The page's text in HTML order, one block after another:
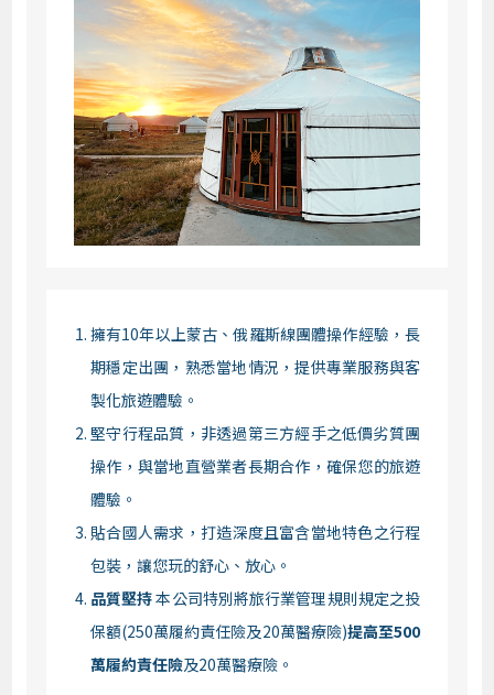
擁有10年以上蒙古、俄羅斯線團體操作經驗，長
期穩定出團，熟悉當地情況，提供專業服務與客
製化旅遊體驗。
堅守行程品質，非透過第三方經手之低價劣質團
操作，與當地直營業者長期合作，確保您的旅遊
體驗。
貼合國人需求，打造深度且富含當地特色之行程
包裝，讓您玩的舒心、放心。
品質堅持本公司特別將旅行業管理規則規定之投
保額(250萬履約責任險及20萬醫療險)提高至500
萬履約責任險及20萬醫療險。